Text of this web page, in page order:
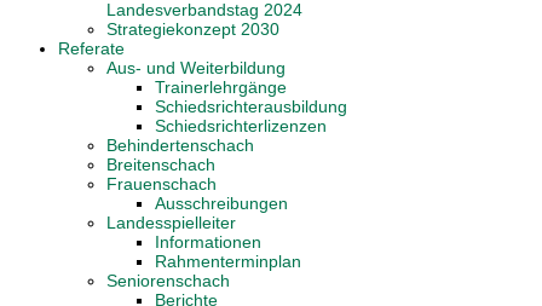
Landesverbandstag 2024
Strategiekonzept 2030
Referate
Aus- und Weiterbildung
Trainerlehrgänge
Schiedsrichterausbildung
Schiedsrichterlizenzen
Behindertenschach
Breitenschach
Frauenschach
Ausschreibungen
Landesspielleiter
Informationen
Rahmenterminplan
Seniorenschach
Berichte